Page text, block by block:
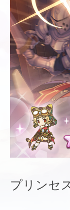
プリンセ